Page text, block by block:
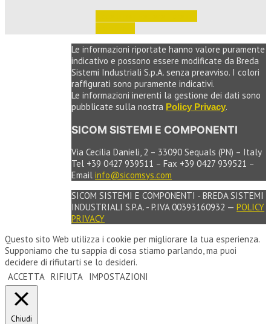
Le informazioni riportate hanno valore puramente
indicativo e possono essere modificate da Breda
Sistemi Industriali S.p.A. senza preavviso. I colori
raffigurati sono puramente indicativi.
Le informazioni inerenti la gestione dei dati sono
pubblicate sulla nostra Policy Privacy.
SICOM SISTEMI E COMPONENTI
Via Cecilia Danieli, 2 – 33090 Sequals (PN) – Italy
Tel +39 0427 939511 – Fax +39 0427 939521 –
Email info@sicomsys.com
SICOM SISTEMI E COMPONENTI - BREDA SISTEMI
INDUSTRIALI S.P.A. - P.IVA 00393160932 — POLICY
PRIVACY
Questo sito Web utilizza i cookie per migliorare la tua esperienza.
Supponiamo che tu sappia di cosa stiamo parlando, ma puoi
decidere di rifiutarti se lo desideri.
ACCETTA RIFIUTA IMPOSTAZIONI
Chiudi